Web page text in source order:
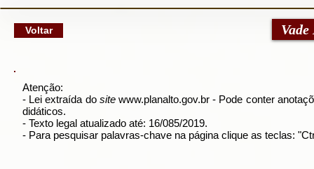
Voltar
Atenção:
- Lei extraída do site www.planalto.gov.br - Pode conter
didáticos.
- Texto legal atualizado até: 16/085/2019.
- Para pesquisar palavras-chave na página clique as teclas: